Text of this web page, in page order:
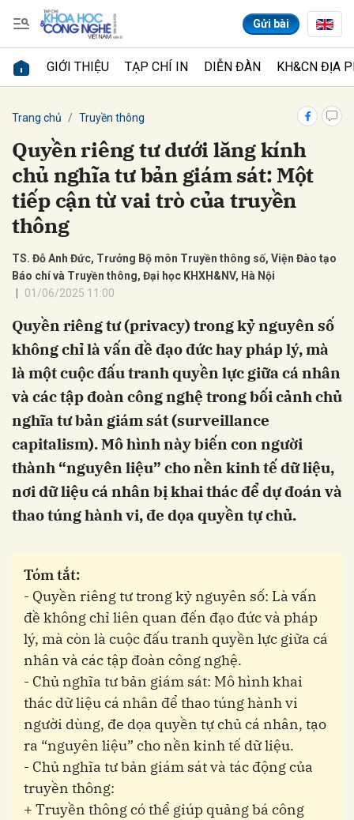
Gửi bài
GIỚI THIỆU TẠP CHÍ IN DIỄN ĐÀN KH&CN ĐỊA
Trang chủ Truyền thông
Quyền riêng tư dưới lăng kính
chủ nghĩa tư bản giám sát: Một
tiếp cận từ vai trò của truyền
thông
TS. Đỗ Anh Đức, Trưởng Bộ môn Truyền thông số, Viện Đào tạo
Báo chí và Truyền thông, Đại học KHXH&NV, Hà Nội
01/06/2025 11:00
Quyền riêng tư (privacy) trong kỷ nguyên số
không chỉ là vấn đề đạo đức hay pháp lý, mà
là một cuộc đấu tranh quyền lực giữa cá nhân
và các tập đoàn công nghệ trong bối cảnh chủ
nghĩa tư bản giám sát (surveillance
capitalism). Mô hình này biến con người
thành “nguyên liệu” cho nền kinh tế dữ liệu,
nơi dữ liệu cá nhân bị khai thác để dự đoán và
thao túng hành vi, đe dọa quyền tự chủ.
Tóm tắt:
- Quyền riêng tư trong kỷ nguyên số: Là vấn
đề không chỉ liên quan đến đạo đức và pháp
lý, mà còn là cuộc đấu tranh quyền lực giữa cá
nhân và các tập đoàn công nghệ.
- Chủ nghĩa tư bản giám sát: Mô hình khai
thác dữ liệu cá nhân để thao túng hành vi
người dùng, đe dọa quyền tự chủ cá nhân, tạo
ra “nguyên liệu” cho nền kinh tế dữ liệu.
- Chủ nghĩa tư bản giám sát và tác động của
truyền thông:
+ Truyền thông có thể giúp quảng bá công
Gửi bình luận
Hủy Gửi